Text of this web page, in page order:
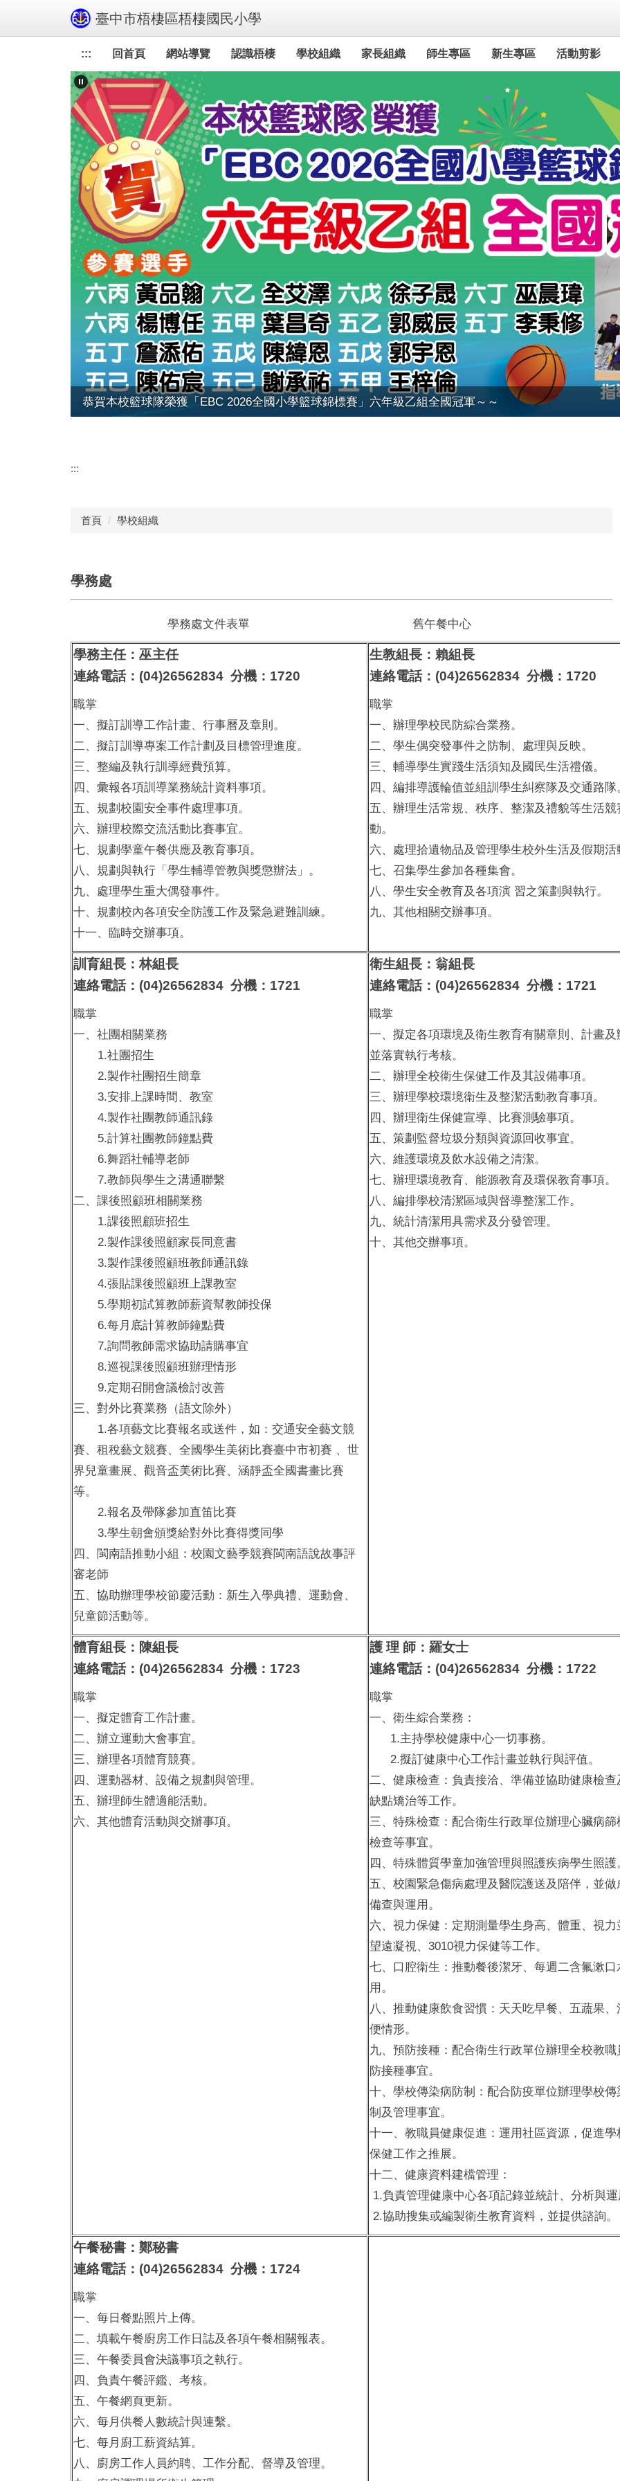
主
臺中市梧棲區梧棲國民小學
::: 回首頁 網站導覽 認識梧棲 學校組織 家長組織 師生專區 新生專區 活動剪影
恭賀本校籃球隊榮獲「EBC 2026全國小學籃球錦標賽」六年級乙組全國冠軍～～
:::
首頁 學校組織
學務處
學務處文件表單 舊午餐中心
學務主任：巫主任
連絡電話：(04)26562834 分機：1720
職掌
一、擬訂訓導工作計畫、行事曆及章則。
二、擬訂訓導專案工作計劃及目標管理進度。
三、整編及執行訓導經費預算。
四、彙報各項訓導業務統計資料事項。
五、規劃校園安全事件處理事項。
六、辦理校際交流活動比賽事宜。
七、規劃學童午餐供應及教育事項。
八、規劃與執行「學生輔導管教與獎懲辦法」。
九、處理學生重大偶發事件。
十、規劃校內各項安全防護工作及緊急避難訓練。
十一、臨時交辦事項。
生教組長：賴組長
連絡電話：(04)26562834 分機：1720
職掌
一、辦理學校民防綜合業務。
二、學生偶突發事件之防制、處理與反映。
三、輔導學生實踐生活須知及國民生活禮儀。
四、編排導護輪值並組訓學生糾察隊及交通路隊
五、辦理生活常規、秩序、整潔及禮貌等生活競
動。
六、處理拾遺物品及管理學生校外生活及假期活
七、召集學生參加各種集會。
八、學生安全教育及各項演 習之策劃與執行。
九、其他相關交辦事項。
訓育組長：林組長
連絡電話：(04)26562834 分機：1721
職掌
一、社團相關業務
1.社團招生
2.製作社團招生簡章
3.安排上課時間、教室
4.製作社團教師通訊錄
5.計算社團教師鐘點費
6.舞蹈社輔導老師
7.教師與學生之溝通聯繫
二、課後照顧班相關業務
1.課後照顧班招生
2.製作課後照顧家長同意書
3.製作課後照顧班教師通訊錄
4.張貼課後照顧班上課教室
5.學期初試算教師薪資幫教師投保
6.每月底計算教師鐘點費
7.詢問教師需求協助請購事宜
8.巡視課後照顧班辦理情形
9.定期召開會議檢討改善
三、對外比賽業務（語文除外）
1.各項藝文比賽報名或送件，如：交通安全藝文競
賽、租稅藝文競賽、全國學生美術比賽臺中市初賽 、世
界兒童畫展、觀音盃美術比賽、涵靜盃全國書畫比賽
等。
2.報名及帶隊參加直笛比賽
3.學生朝會頒獎給對外比賽得獎同學
四、閩南語推動小組：校園文藝季競賽閩南語說故事評
審老師
五、協助辦理學校節慶活動：新生入學典禮、運動會、
兒童節活動等。
衛生組長：翁組長
連絡電話：(04)26562834 分機：1721
職掌
一、擬定各項環境及衛生教育有關章則、計畫及
並落實執行考核。
二、辦理全校衛生保健工作及其設備事項。
三、辦理學校環境衛生及整潔活動教育事項。
四、辦理衛生保健宣導、比賽測驗事項。
五、策劃監督垃圾分類與資源回收事宜。
六、維護環境及飲水設備之清潔。
七、辦理環境教育、能源教育及環保教育事項。
八、編排學校清潔區域與督導整潔工作。
九、統計清潔用具需求及分發管理。
十、其他交辦事項。
體育組長：陳組長
連絡電話：(04)26562834 分機：1723
職掌
一、擬定體育工作計畫。
二、辦立運動大會事宜。
三、辦理各項體育競賽。
四、運動器材、設備之規劃與管理。
五、辦理師生體適能活動。
六、其他體育活動與交辦事項。
護 理 師：羅女士
連絡電話：(04)26562834 分機：1722
職掌
一、衛生綜合業務：
1.主持學校健康中心一切事務。
2.擬訂健康中心工作計畫並執行與評值。
二、健康檢查：負責接洽、準備並協助健康檢查
缺點矯治等工作。
三、特殊檢查：配合衛生行政單位辦理心臟病篩
檢查等事宜。
四、特殊體質學童加強管理與照護疾病學生照護
五、校園緊急傷病處理及醫院護送及陪伴，並做
備查與運用。
六、視力保健：定期測量學生身高、體重、視力
望遠凝視、3010視力保健等工作。
七、口腔衛生：推動餐後潔牙、每週二含氟漱口
用。
八、推動健康飲食習慣：天天吃早餐、五蔬果、
便情形。
九、預防接種：配合衛生行政單位辦理全校教職
防接種事宜。
十、學校傳染病防制：配合防疫單位辦理學校傳
制及管理事宜。
十一、教職員健康促進：運用社區資源，促進學
保健工作之推展。
十二、健康資料建檔管理：
1.負責管理健康中心各項記錄並統計、分析與
2.協助搜集或編製衛生教育資料，並提供諮詢。
午餐秘書：鄭秘書
連絡電話：(04)26562834 分機：1724
職掌
一、每日餐點照片上傳。
二、填載午餐廚房工作日誌及各項午餐相關報表。
三、午餐委員會決議事項之執行。
四、負責午餐評鑑、考核。
五、午餐網頁更新。
六、每月供餐人數統計與連繫。
七、每月廚工薪資結算。
八、廚房工作人員約聘、工作分配、督導及管理。